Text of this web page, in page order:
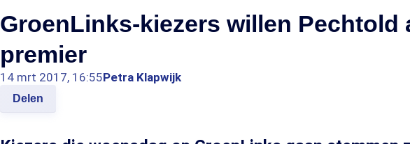
GroenLinks-kiezers willen Pechtold
premier
14 mrt 2017, 16:55Petra Klapwijk
Delen